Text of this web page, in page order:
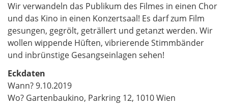
Wir verwandeln das Publikum des Filmes in einen Chor
und das Kino in einen Konzertsaal! Es darf zum Film
gesungen, gegrölt, geträllert und getanzt werden. Wir
wollen wippende Hüften, vibrierende Stimmbänder
und inbrünstige Gesangseinlagen sehen!
Eckdaten
Wann? 9.10.2019
Wo? Gartenbaukino, Parkring 12, 1010 Wien